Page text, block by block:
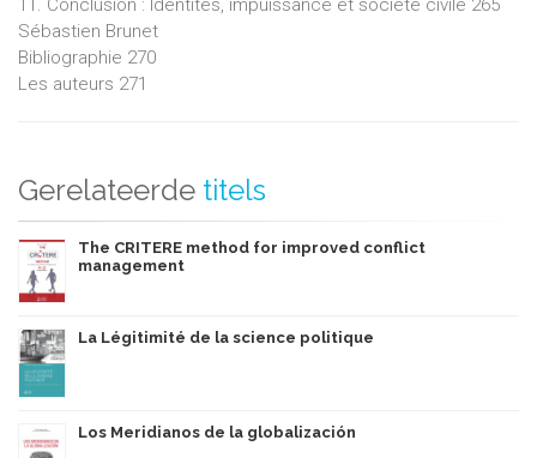
11. Conclusion : Identités, impuissance et société civile 265
Sébastien Brunet
Bibliographie 270
Les auteurs 271
Gerelateerde titels
The CRITERE method for improved conflict
management
La Légitimité de la science politique
Los Meridianos de la globalización